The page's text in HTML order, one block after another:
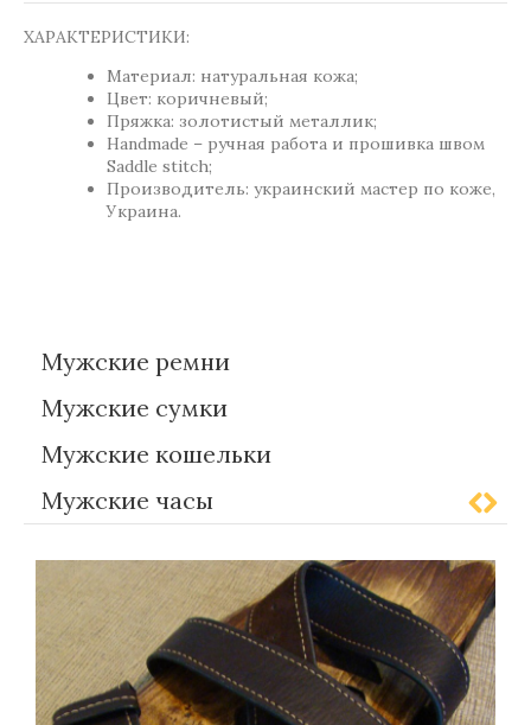
ХАРАКТЕРИСТИКИ:
Материал: натуральная кожа;
Цвет: коричневый;
Пряжка: золотистый металлик;
Handmade – ручная работа и прошивка швом
Saddle stitch;
Производитель: украинский мастер по коже,
Украина.
Мужские ремни
Мужские сумки
Мужские кошельки
Мужские часы